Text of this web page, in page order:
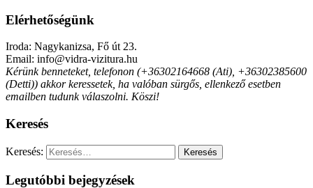
Elérhetőségünk
Iroda: Nagykanizsa, Fő út 23.
Email: info@vidra-vizitura.hu
Kérünk benneteket, telefonon (+36302164668 (Ati), +36302385600
(Detti)) akkor keressetek, ha valóban sürgős, ellenkező esetben
emailben tudunk válaszolni. Köszi!
Keresés
Keresés:
Legutóbbi bejegyzések